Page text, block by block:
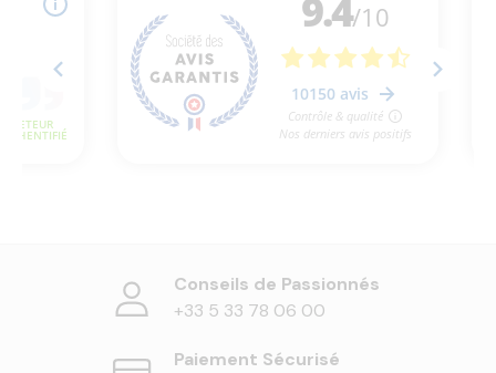
Conseils de Passionnés
+33 5 33 78 06 00
Paiement Sécurisé